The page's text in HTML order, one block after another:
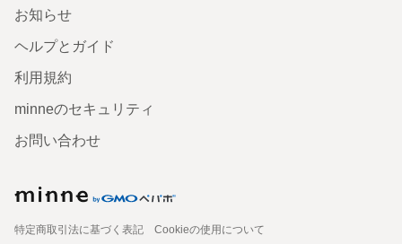
お知らせ
ヘルプとガイド
利用規約
minneのセキュリティ
お問い合わせ
特定商取引法に基づく表記
Cookieの使用について